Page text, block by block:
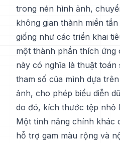
trong nén hình ảnh,
không gian thành miền
giống như các triển khai
một thành phần thích ứng
này có nghĩa là thuật
tham số của mình dựa
ảnh, cho phép biểu diễn
do đó, kích thước tệp nhỏ
Một tính năng chính khác
hỗ trợ gam màu rộng và